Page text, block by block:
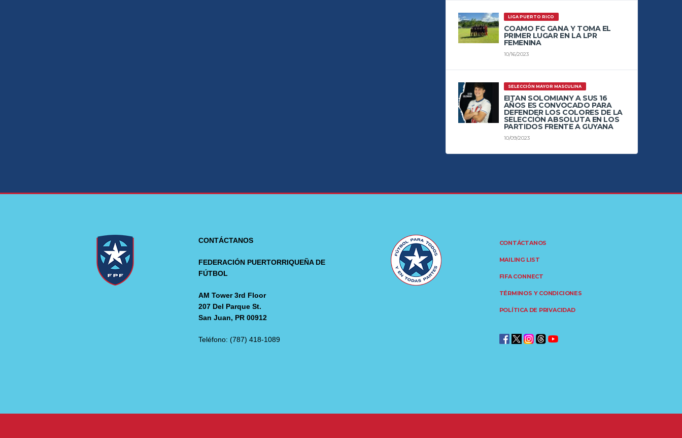
LIGA PUERTO RICO
COAMO FC GANA Y TOMA EL
PRIMER LUGAR EN LA LPR
FEMENINA
10/16/2023
SELECCIÓN MAYOR MASCULINA
EITAN SOLOMIANY A SUS 16
AÑOS ES CONVOCADO PARA
DEFENDER LOS COLORES DE LA
SELECCIÓN ABSOLUTA EN LOS
PARTIDOS FRENTE A GUYANA
10/09/2023
CONTÁCTANOS
FEDERACIÓN PUERTORRIQUEÑA DE
FÚTBOL
AM Tower 3rd Floor
207 Del Parque St.
San Juan, PR 00912
Teléfono: (787) 418-1089
CONTÁCTANOS
MAILING LIST
FIFA CONNECT
TÉRMINOS Y CONDICIONES
POLÍTICA DE PRIVACIDAD